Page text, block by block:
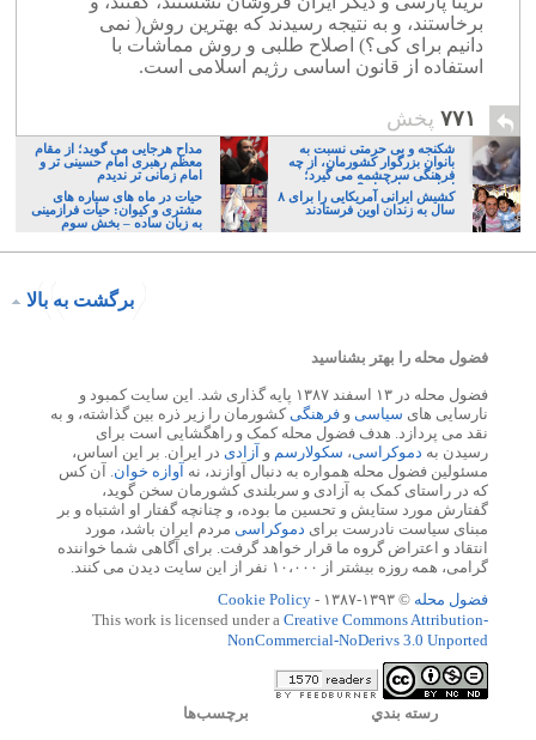
برخاستند، و به نتیجه رسیدند که بهترین روش( نمی
دانیم برای کی؟) اصلاح طلبی و روش مماشات با
استفاده از قانون اساسی رژیم اسلامی است.
۷۷۱ پخش
شکنجه و بی حرمتی نسبت به
بانوان بزرگوار کشورمان، از چه
فرهنگی سرچشمه می گیرد؛
ایرانی، و یا تازیان؟
مداح هرجایی می گوید؛ از مقام
معظم رهبری امام حسینی تر و
امام زمانی تر ندیدم
کشیش ایرانی آمریکایی را برای ۸
سال به زندان اوین فرستادند
حیات در ماه های سیاره های
مشتری و کیوان: حیات فرازمینی
به زبان ساده – بخش سوم
برگشت به بالا
فضول محله را بهتر بشناسید
فضول محله در ۱۳ اسفند ۱۳۸۷ پایه گذاری شد. این سایت کمبود و
نارسایی های سیاسی و فرهنگیکشورمان را زیر ذره بین گذاشته، و به
نقد می پردازد. هدف فضول محله کمک و راهگشایی است برای
رسیدن به دموکراسی، سکولارسم و آزادی در ایران. بر این اساس،
مسئولین فضول محله همواره به دنبال آوازند، نه آوازه خوان. آن کس
که در راستای کمک به آزادی و سربلندی کشورمان سخن گوید،
گفتارش مورد ستایش و تحسین ما بوده، و چنانچه گفتار او اشتباه و بر
مبنای سیاست نادرست برای دموکراسی مردم ایران باشد، مورد
انتقاد و اعتراض گروه ما قرار خواهد گرفت. برای آگاهی شما خواننده
گرامی، همه روزه بیشتر از ۱۰،۰۰۰ نفر از این سایت دیدن می کنند.
فضول محله © ۱۳۹۳-۱۳۸۷ -
Cookie Policy
This work is licensed under a Creative Commons Attribution-
NonCommercial-NoDerivs 3.0 Unported
رسته بندي برچسب‌ها